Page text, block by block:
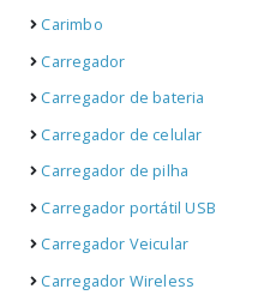
Carimbo
Carregador
Carregador de bateria
Carregador de celular
Carregador de pilha
Carregador portátil USB
Carregador Veicular
Carregador Wireless